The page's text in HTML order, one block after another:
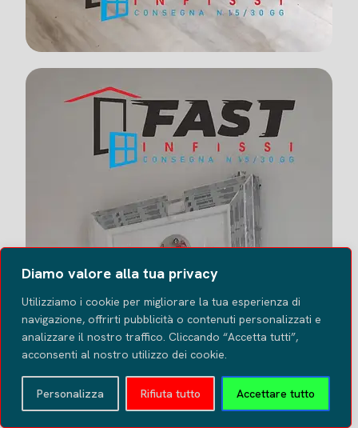
Diamo valore alla tua privacy
Utilizziamo i cookie per migliorare la tua esperienza di
navigazione, offrirti pubblicità o contenuti personalizzati e
analizzare il nostro traffico. Cliccando “Accetta tutti”,
acconsenti al nostro utilizzo dei cookie.
Personalizza Rifiuta tutto Accettare tutto